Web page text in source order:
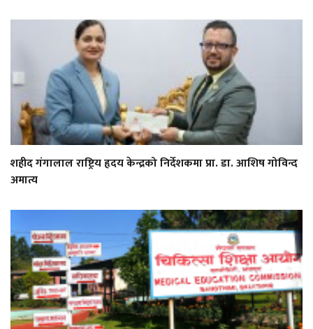
शहीद गंगालाल राष्ट्रिय हृदय केन्द्रको निर्देशकमा प्रा. डा. आशिष गोविन्द
अमात्य